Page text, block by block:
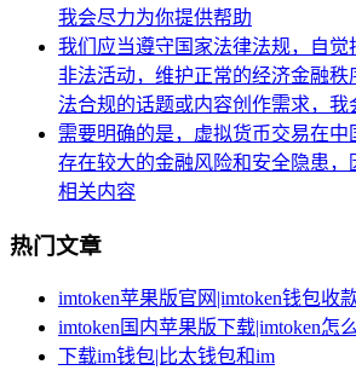
我会尽力为你提供帮助
我们应当遵守国家法律法规，自觉
非法活动，维护正常的经济金融秩
法合规的话题或内容创作需求，我
需要明确的是，虚拟货币交易在中
存在较大的金融风险和安全隐患，
相关内容
热门文章
imtoken苹果版官网|imtoken钱包收
imtoken国内苹果版下载|imtoken怎
下载im钱包|比太钱包和im